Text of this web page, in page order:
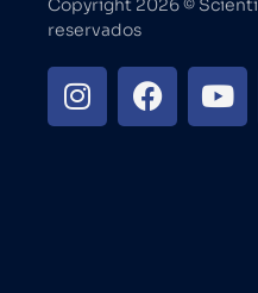
Copyright 2026 ©️
reservados